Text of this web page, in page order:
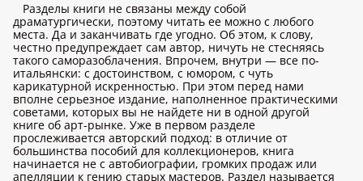
Разделы книги не связаны между собой
драматургически, поэтому читать ее можно с любого
места. Да и заканчивать где угодно. Об этом, к слову,
честно предупреждает сам автор, ничуть не стесняясь
такого саморазоблачения. Впрочем, внутри — все по-
итальянски: с достоинством, с юмором, с чуть
карикатурной искренностью. При этом перед нами
вполне серьезное издание, наполненное практическими
советами, которых вы не найдете ни в одной другой
книге об арт-рынке. Уже в первом разделе
прослеживается авторский подход: в отличие от
большинства пособий для коллекционеров, книга
начинается не с автобиографии, громких продаж или
апелляции к гению старых мастеров. Раздел называется